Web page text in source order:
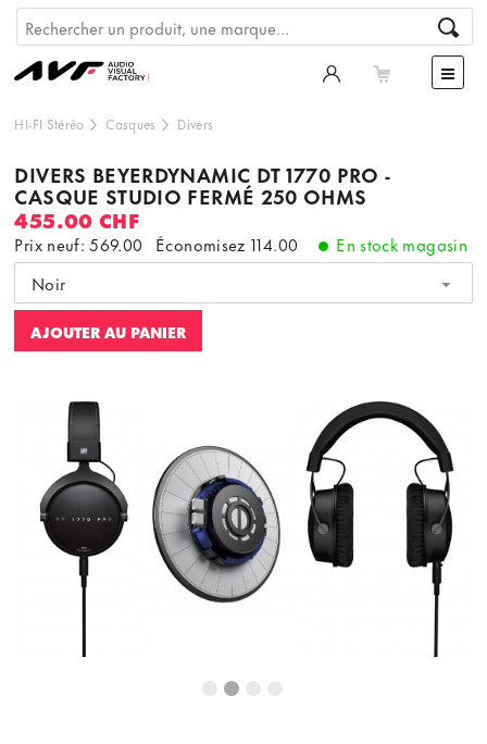
HI-FI Stéréo Casques Divers
DIVERS BEYERDYNAMIC DT 1770 PRO -
CASQUE STUDIO FERMÉ 250 OHMS
455.00 CHF
Prix neuf: 569.00 Économisez114.00
En stock magasin
Noir
AJOUTER AU PANIER